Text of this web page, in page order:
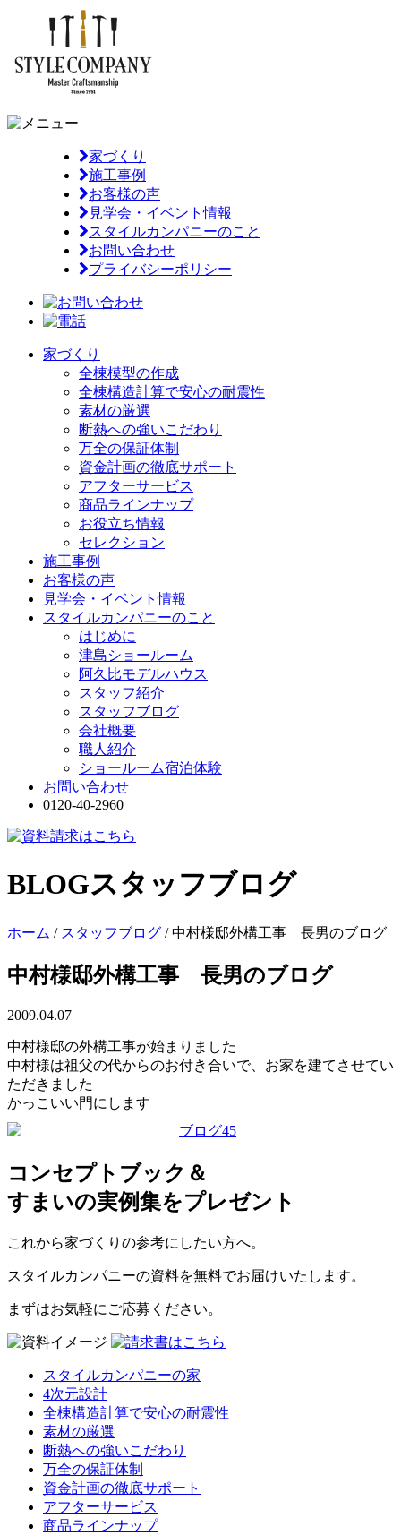
家づくり
施工事例
お客様の声
見学会・イベント情報
スタイルカンパニーのこと
お問い合わせ
プライバシーポリシー
家づくり
全棟模型の作成
全棟構造計算で安心の耐震性
素材の厳選
断熱への強いこだわり
万全の保証体制
資金計画の徹底サポート
アフターサービス
商品ラインナップ
お役立ち情報
セレクション
施工事例
お客様の声
見学会・イベント情報
スタイルカンパニーのこと
はじめに
津島ショールーム
阿久比モデルハウス
スタッフ紹介
スタッフブログ
会社概要
職人紹介
ショールーム宿泊体験
お問い合わせ
0120-40-2960
BLOGスタッフブログ
ホーム / スタッフブログ /中村様邸外構工事 長男のブログ
中村様邸外構工事 長男のブログ
2009.04.07
中村様邸の外構工事が始まりました
中村様は祖父の代からのお付き合いで、お家を建てさせてい
ただきました
かっこいい門にします
コンセプトブック＆
すまいの実例集をプレゼント
これから家づくりの参考にしたい方へ。
スタイルカンパニーの資料を無料でお届けいたします。
まずはお気軽にご応募ください。
スタイルカンパニーの家
4次元設計
全棟構造計算で安心の耐震性
素材の厳選
断熱への強いこだわり
万全の保証体制
資金計画の徹底サポート
アフターサービス
商品ラインナップ